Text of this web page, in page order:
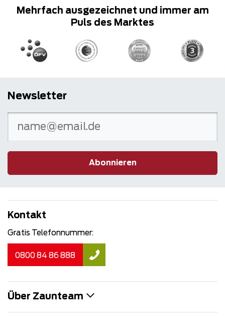
Mehrfach ausgezeichnet und immer am
Puls des Marktes
Newsletter
Abonnieren
Kontakt
Gratis Telefonnummer:
0800 84 86 888
Über Zaunteam